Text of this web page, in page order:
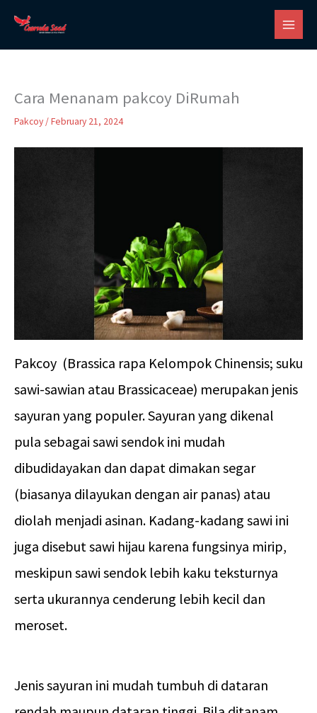
Cara Menanam pakcoy DiRumah
Pakcoy /February 21, 2024
Pakcoy (Brassica rapa Kelompok Chinensis; suku
sawi-sawian atau Brassicaceae) merupakan jenis
sayuran yang populer. Sayuran yang dikenal
pula sebagai sawi sendok ini mudah
dibudidayakan dan dapat dimakan segar
(biasanya dilayukan dengan air panas) atau
diolah menjadi asinan. Kadang-kadang sawi ini
juga disebut sawi hijau karena fungsinya mirip,
meskipun sawi sendok lebih kaku teksturnya
serta ukurannya cenderung lebih kecil dan
meroset.
Jenis sayuran ini mudah tumbuh di dataran